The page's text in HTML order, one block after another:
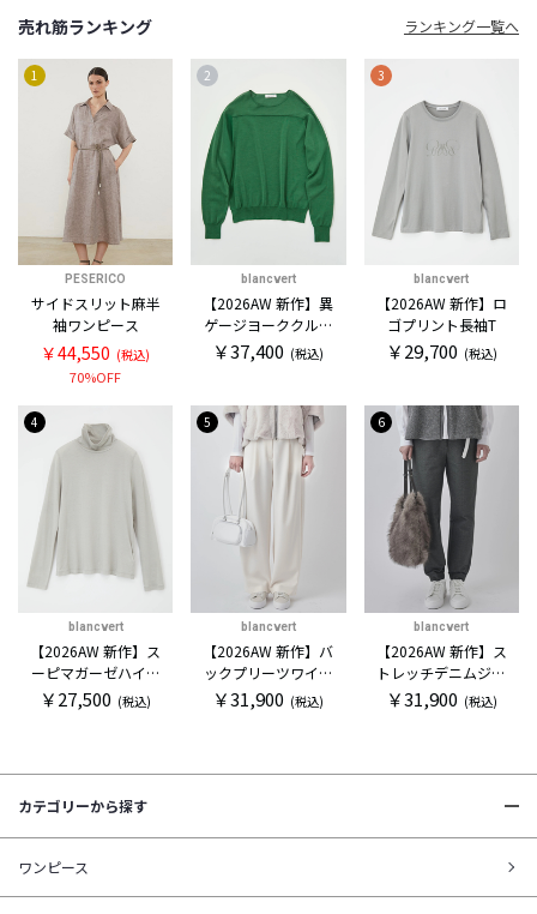
売れ筋ランキング ランキング一覧へ
1
PESERICO
サイドスリット麻半
袖ワンピース
￥44,550 (税込)
70%OFF
2
blancvert
【2026AW 新作】異
ゲージヨーククルー
セーター
￥37,400 (税込)
3
blancvert
【2026AW 新作】ロ
ゴプリント長袖T
￥29,700 (税込)
4
blancvert
【2026AW 新作】ス
ーピマガーゼハイネ
ックカットソー
￥27,500 (税込)
5
blancvert
【2026AW 新作】バ
ックプリーツワイド
パンツ
￥31,900 (税込)
6
blancvert
【2026AW 新作】ス
トレッチデニムジョ
ガー
￥31,900 (税込)
カテゴリーから探す
ワンピース